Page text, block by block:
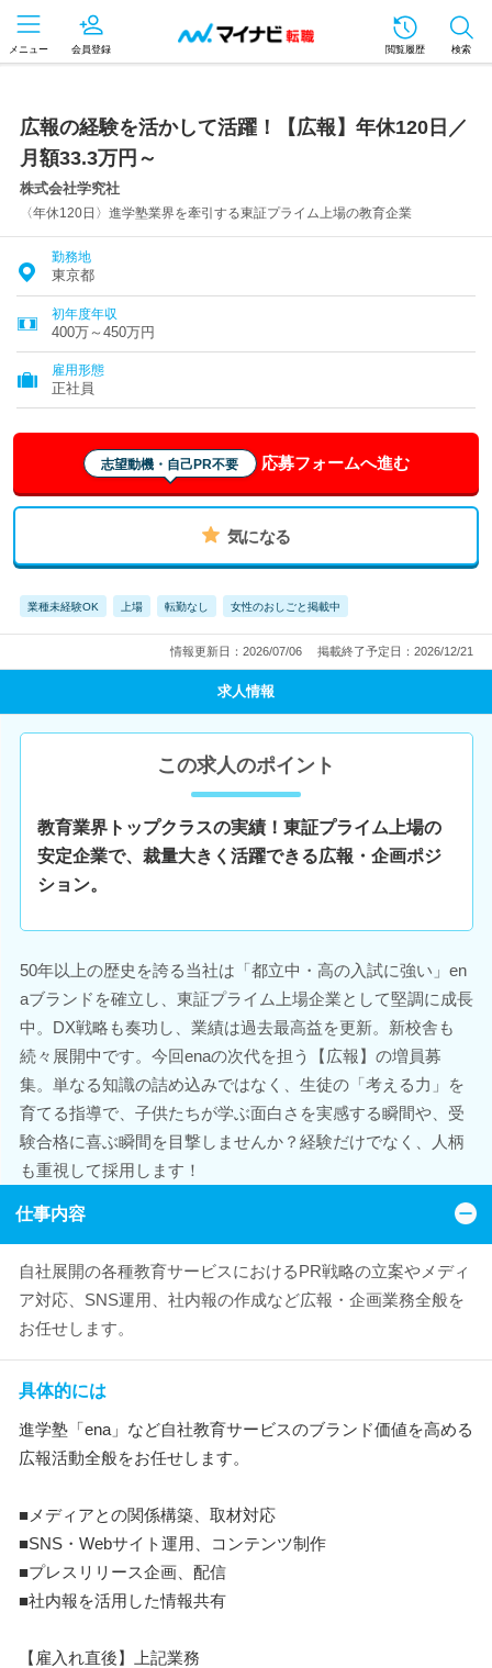
メニュー 会員登録 閲覧履歴 検索
広報の経験を活かして活躍！【広報】年休120日／
月額33.3万円～
株式会社学究社
〈年休120日〉進学塾業界を牽引する東証プライム上場の教育企業
勤務地
東京都
初年度年収
400万～450万円
雇用形態
正社員
志望動機・自己PR不要 応募フォームへ進む
気になる
業種未経験OK 上場 転勤なし 女性のおしごと掲載中
情報更新日：2026/07/06 掲載終了予定日：2026/12/21
求人情報
この求人のポイント
教育業界トップクラスの実績！東証プライム上場の
安定企業で、裁量大きく活躍できる広報・企画ポジ
ション。
50年以上の歴史を誇る当社は「都立中・高の入試に強い」en
aブランドを確立し、東証プライム上場企業として堅調に成長
中。DX戦略も奏功し、業績は過去最高益を更新。新校舎も
続々展開中です。今回enaの次代を担う【広報】の増員募
集。単なる知識の詰め込みではなく、生徒の「考える力」を
育てる指導で、子供たちが学ぶ面白さを実感する瞬間や、受
験合格に喜ぶ瞬間を目撃しませんか？経験だけでなく、人柄
も重視して採用します！
仕事内容
自社展開の各種教育サービスにおけるPR戦略の立案やメディ
ア対応、SNS運用、社内報の作成など広報・企画業務全般を
お任せします。
具体的には
進学塾「ena」など自社教育サービスのブランド価値を高める
広報活動全般をお任せします。
■メディアとの関係構築、取材対応
■SNS・Webサイト運用、コンテンツ制作
■プレスリリース企画、配信
■社内報を活用した情報共有
【雇入れ直後】上記業務